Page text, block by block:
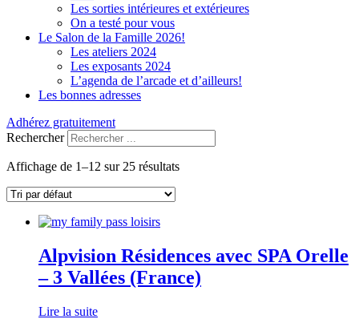
Les sorties intérieures et extérieures
On a testé pour vous
Le Salon de la Famille 2026!
Les ateliers 2024
Les exposants 2024
L’agenda de l’arcade et d’ailleurs!
Les bonnes adresses
Adhérez gratuitement
Rechercher
Affichage de 1–12 sur 25 résultats
Alpvision Résidences avec SPA Orelle
– 3 Vallées (France)
Lire la suite